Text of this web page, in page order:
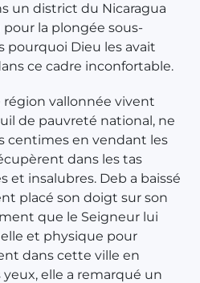
un district du Nicaragua
la plongée sous-
pourquoi Dieu les avait
ce cadre inconfortable.
vallonnée vivent
de pauvreté national, ne
centimes en vendant les
dans les tas
et insalubres. Deb a baissé
placé son doigt sur son
que le Seigneur lui
et physique pour
dans cette ville en
elle a remarqué un